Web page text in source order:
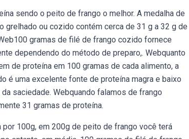
sendo o peito de frango o melhor. A medalha de
grelhado ou cozido contém cerca de 31 g a 32 g de
gramas de filé de frango cozido fornece
dependendo do método de preparo,. Webquanto
de proteína em 100 gramas de cada alimento, a
é uma excelente fonte de proteína magra e baixo
saciedade. Webquando falamos de frango
31 gramas de proteína.
100g, em 200g de peito de frango você terá